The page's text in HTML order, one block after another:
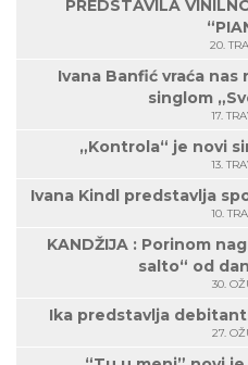
PREDSTAVILA
20.
Ivana Banfić vraća
singlom
17.
„Kontrola“ je novi
13.
Ivana Kindl predstavlja
10.
KANDŽIJA : Porinom
salto“ od
30.
Ika predstavlja
27.